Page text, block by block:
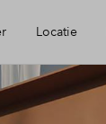
Locatie